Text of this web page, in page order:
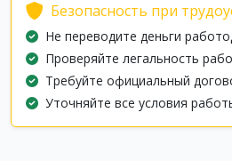
Безопасность при
Не переводите деньги
Проверяйте легальность
Требуйте официальный
Уточняйте все условия